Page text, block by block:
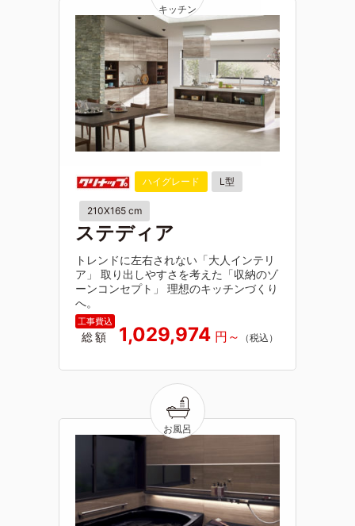
ハイグレード L型
210X165 cm
ステディア
トレンドに左右されない「大人インテリ
ア」 取り出しやすさを考えた「収納のゾ
ーンコンセプト」 理想のキッチンづくり
へ。
総額 1,029,974